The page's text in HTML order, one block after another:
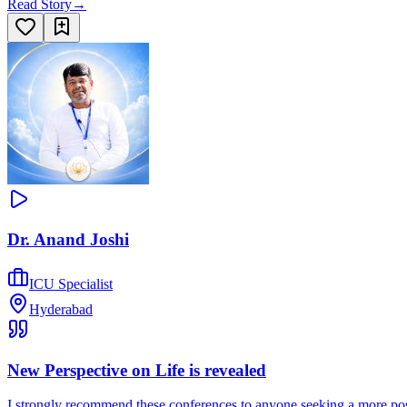
Read Story→
Dr. Anand Joshi
ICU Specialist
Hyderabad
New Perspective on Life is revealed